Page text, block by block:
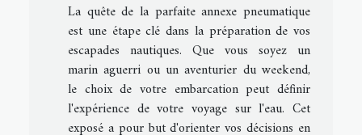
La quête de la parfaite annexe pneumatique
est une étape clé dans la préparation de vos
escapades nautiques. Que vous soyez un
marin aguerri ou un aventurier du weekend,
le choix de votre embarcation peut définir
l'expérience de votre voyage sur l'eau. Cet
exposé a pour but d'orienter vos décisions en